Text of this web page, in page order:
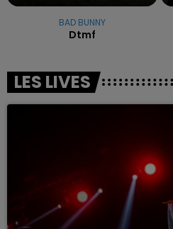
BAD BUNNY
Dtmf
LES LIVES